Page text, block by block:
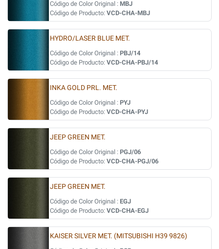
Código de Color Original : MBJ
Código de Producto: VCD-CHA-MBJ
HYDRO/LASER BLUE MET.
Código de Color Original : PBJ/14
Código de Producto: VCD-CHA-PBJ/14
INKA GOLD PRL. MET.
Código de Color Original : PYJ
Código de Producto: VCD-CHA-PYJ
JEEP GREEN MET.
Código de Color Original : PGJ/06
Código de Producto: VCD-CHA-PGJ/06
JEEP GREEN MET.
Código de Color Original : EGJ
Código de Producto: VCD-CHA-EGJ
KAISER SILVER MET. (MITSUBISHI H39 9826)